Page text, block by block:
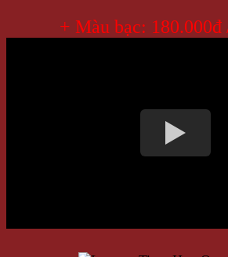
+ Màu bạc: 180.000đ